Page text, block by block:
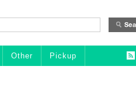
Other Pickup